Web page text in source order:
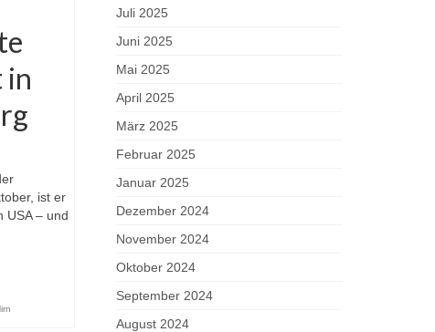
in
ist er
USA – und
Juli 2025
Juni 2025
Mai 2025
April 2025
März 2025
Februar 2025
Januar 2025
Dezember 2024
November 2024
Oktober 2024
September 2024
August 2024